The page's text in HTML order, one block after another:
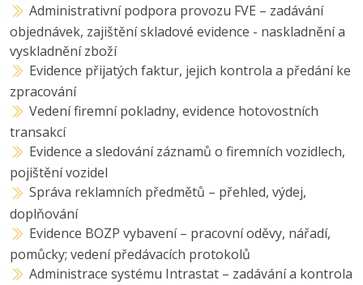
Administrativní podpora provozu FVE – zadávání
objednávek, zajištění skladové evidence - naskladnění a
vyskladnění zboží
Evidence přijatých faktur, jejich kontrola a předání ke
zpracování
Vedení firemní pokladny, evidence hotovostních
transakcí
Evidence a sledování záznamů o firemních vozidlech,
pojištění vozidel
Správa reklamních předmětů – přehled, výdej,
doplňování
Evidence BOZP vybavení – pracovní oděvy, nářadí,
pomůcky; vedení předávacích protokolů
Administrace systému Intrastat – zadávání a kontrola